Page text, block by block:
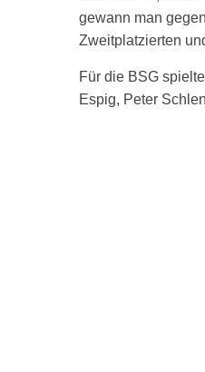
gewann man
Zweitplatzierten
Für die BSG
Espig, Peter